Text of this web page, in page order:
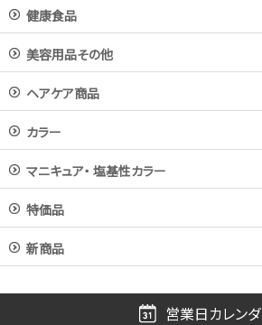
健康食品
美容用品その他
ヘアケア商品
カラー
マニキュア・ 塩基性カラー
特価品
新商品
営業日カレン